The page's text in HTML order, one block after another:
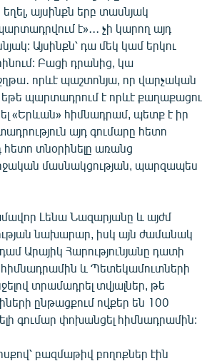
այսինքն երբ տասնյակ
է»․․․ չի կարող այդ
Այսինքն՝ դա մեկ կամ երկու
Բացի դրանից, կա
որևէ պաշտոնյա, որ վարչական
եթե պարտադրում է որևէ քաղաքացու
«Երևան» հիմնադրամ, պետք է իր
այդ գումարը հետո
հետո տնօրինելը առանց
մասնակցության, պարզապես
Լենա Նազարյանը և այժմ
նախարար, իսկ այն ժամանակ
Արայիկ Հարությունյանը դատի
հիմնադրամին և Պետեկամուտների
տրամադրել տվյալներ, թե
ընթացքում ովքեր են 100
գումար փոխանցել հիմնադրամին:
բազմաթիվ բողոքներ էին